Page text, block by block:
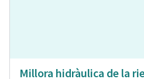
Millora hidràulica de la